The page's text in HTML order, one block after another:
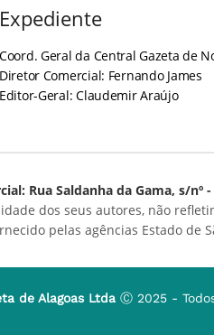
Expediente
Coord. Geral da Central Gazeta de
Diretor Comercial: Fernando James
Editor-Geral: Claudemir Araújo
Rua Saldanha da Gama, s/nº
dos seus autores, não
pelas agências Estado de
de Alagoas Ltda Ⓒ 2025 -